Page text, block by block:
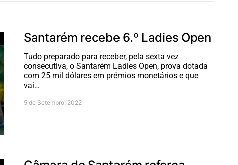
Santarém recebe 6.º Ladies Open
Tudo preparado para receber, pela sexta vez
consecutiva, o Santarém Ladies Open, prova dotada
com 25 mil dólares em prémios monetários e que
vai…
5 de Setembro, 2022